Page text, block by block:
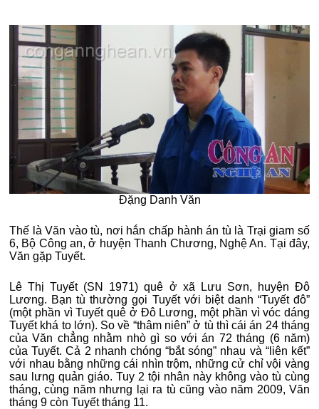
Đặng Danh Văn
Thế là Văn vào tù, nơi hắn chấp hành án tù là Trại giam số
6, Bộ Công an, ở huyện Thanh Chương, Nghệ An. Tại đây,
Văn gặp Tuyết.
Lê Thị Tuyết (SN 1971) quê ở xã Lưu Sơn, huyện Đô
Lương. Bạn tù thường gọi Tuyết với biệt danh “Tuyết đô”
(một phần vì Tuyết quê ở Đô Lương, một phần vì vóc dáng
Tuyết khá to lớn). So về “thâm niên” ở tù thì cái án 24 tháng
của Văn chẳng nhằm nhò gì so với án 72 tháng (6 năm)
của Tuyết. Cả 2 nhanh chóng “bắt sóng” nhau và “liên kết”
với nhau bằng những cái nhìn trộm, những cử chỉ vội vàng
sau lưng quản giáo. Tuy 2 tội nhân này không vào tù cùng
tháng, cùng năm nhưng lại ra tù cũng vào năm 2009, Văn
tháng 9 còn Tuyết tháng 11.